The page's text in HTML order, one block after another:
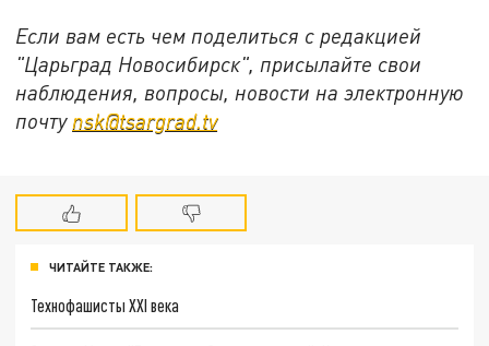
Если вам есть чем поделиться с редакцией
"Царьград Новосибирск", присылайте свои
наблюдения, вопросы, новости на электронную
почту nsk@tsargrad.tv
ЧИТАЙТЕ ТАКЖЕ:
Технофашисты XXI века